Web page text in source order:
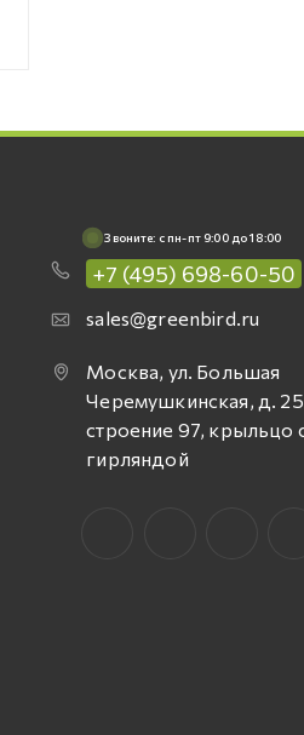
Звоните: c пн-пт 9:00 до 18:00
+7 (495) 698-60-50
sales@greenbird.ru
Москва, ул. Большая
Черемушкинская, д.
строение 97, крыльцо
гирляндой